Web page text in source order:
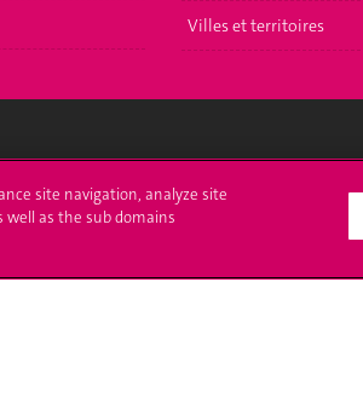
Villes et territoires
Médias
site navigation, analyze site
as the sub domains